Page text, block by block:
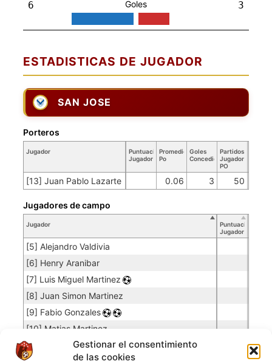
Gestionar el consentimiento
de las cookies
6 Goles 3
ESTADISTICAS DE JUGADOR
SAN JOSE
Jugador
Puntuación
Jugador
Promedio
Po
Goles
Concedidos
Partidos
Jugador
PO
[13] Juan Pablo Lazarte 0.06 3 50
Porteros
Jugador
Puntuación
Jugador
[5] Alejandro Valdivia
[6] Henry Aranibar
[7] Luis Miguel Martinez
[8] Juan Simon Martinez
[9] Fabio Gonzales
[10] Matias Martinez
[14] Serge Pascal Medang
Jugadores de campo